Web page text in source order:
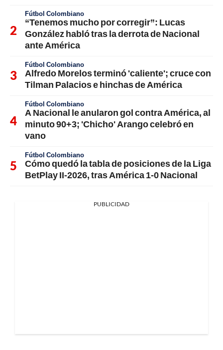
Fútbol Colombiano
“Tenemos mucho por corregir”: Lucas
González habló tras la derrota de Nacional
ante América
Fútbol Colombiano
Alfredo Morelos terminó 'caliente'; cruce con
Tilman Palacios e hinchas de América
Fútbol Colombiano
A Nacional le anularon gol contra América, al
minuto 90+3; 'Chicho' Arango celebró en
vano
Fútbol Colombiano
Cómo quedó la tabla de posiciones de la Liga
BetPlay II-2026, tras América 1-0 Nacional
PUBLICIDAD